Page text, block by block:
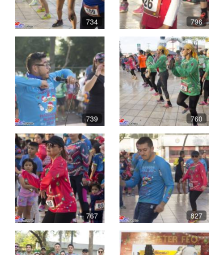
734 796
739 760
767 827